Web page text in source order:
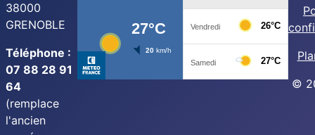
38000
GRENOBLE
Téléphone :
07 88 28 91
64
(remplace
l'ancien
©